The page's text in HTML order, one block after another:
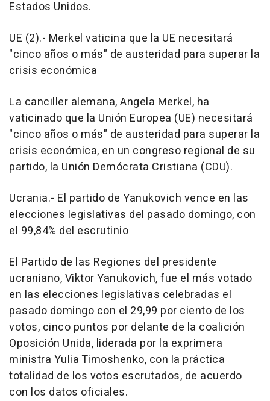
Estados Unidos.
UE (2).- Merkel vaticina que la UE necesitará
"cinco años o más" de austeridad para superar la
crisis económica
La canciller alemana, Angela Merkel, ha
vaticinado que la Unión Europea (UE) necesitará
"cinco años o más" de austeridad para superar la
crisis económica, en un congreso regional de su
partido, la Unión Demócrata Cristiana (CDU).
Ucrania.- El partido de Yanukovich vence en las
elecciones legislativas del pasado domingo, con
el 99,84% del escrutinio
El Partido de las Regiones del presidente
ucraniano, Viktor Yanukovich, fue el más votado
en las elecciones legislativas celebradas el
pasado domingo con el 29,99 por ciento de los
votos, cinco puntos por delante de la coalición
Oposición Unida, liderada por la exprimera
ministra Yulia Timoshenko, con la práctica
totalidad de los votos escrutados, de acuerdo
con los datos oficiales.